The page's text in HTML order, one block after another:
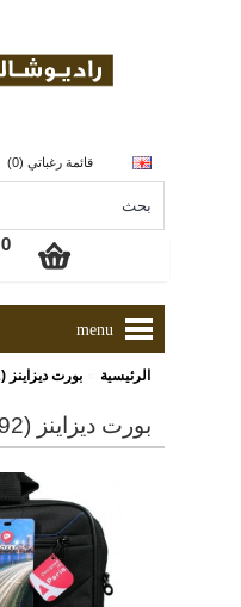
قائمة رغباتي (0)
0 منتجات - 0.0
menu
الرئيسية بورت ديزاينز (100092) حقيبة لاب توب مقاس 15.6 بوصة